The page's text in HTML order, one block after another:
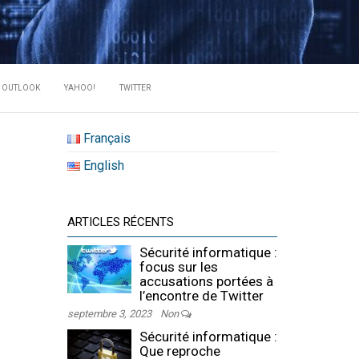
DES
OUTLOOK YAHOO! TWITTER
Français
English
ARTICLES RÉCENTS
Sécurité informatique :
focus sur les
accusations portées à
l’encontre de Twitter
septembre 3, 2023 Non
Sécurité informatique :
Que reproche